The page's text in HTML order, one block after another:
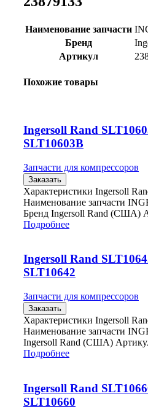
Наименование запчасти
Бренд
Артикул
Похожие товары
Ingersoll Rand
SLT10603B
Запчасти для компрессоров
Заказать
Характеристики Ingersoll
Наименование запчасти
Бренд Ingersoll Rand (США)
Подробнее
Ingersoll Rand
SLT10642
Запчасти для компрессоров
Заказать
Характеристики Ingersoll
Наименование запчасти
Ingersoll Rand (США)
Подробнее
Ingersoll Rand
SLT10660